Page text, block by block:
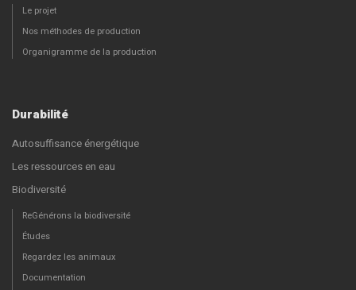
Le projet
Nos méthodes de production
Organigramme de la production
Durabilité
Autosuffisance énergétique
Les ressources en eau
Biodiversité
ReGénérons la biodiversité
Études
Regardez les animaux
Documentation